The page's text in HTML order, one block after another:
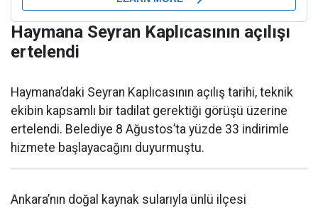
Haymana Seyran Kaplıcasının açılışı
ertelendi
Haymana’daki Seyran Kaplıcasının açılış tarihi, teknik
ekibin kapsamlı bir tadilat gerektiği görüşü üzerine
ertelendi. Belediye 8 Ağustos’ta yüzde 33 indirimle
hizmete başlayacağını duyurmuştu.
Ankara’nın doğal kaynak sularıyla ünlü ilçesi